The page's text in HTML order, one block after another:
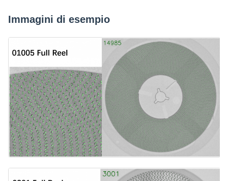
Immagini di esempio